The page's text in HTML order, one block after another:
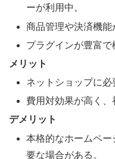
ーが利用中。
商品管理や決済機能
プラグインが豊富で
メリット
ネットショップに必
費用対効果が高く、
デメリット
本格的なホームペ
要な場合がある。